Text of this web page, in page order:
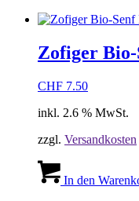
Zofiger
CHF 7.50
inkl. 2.6 % MwSt.
zzgl. Versandkosten
In den